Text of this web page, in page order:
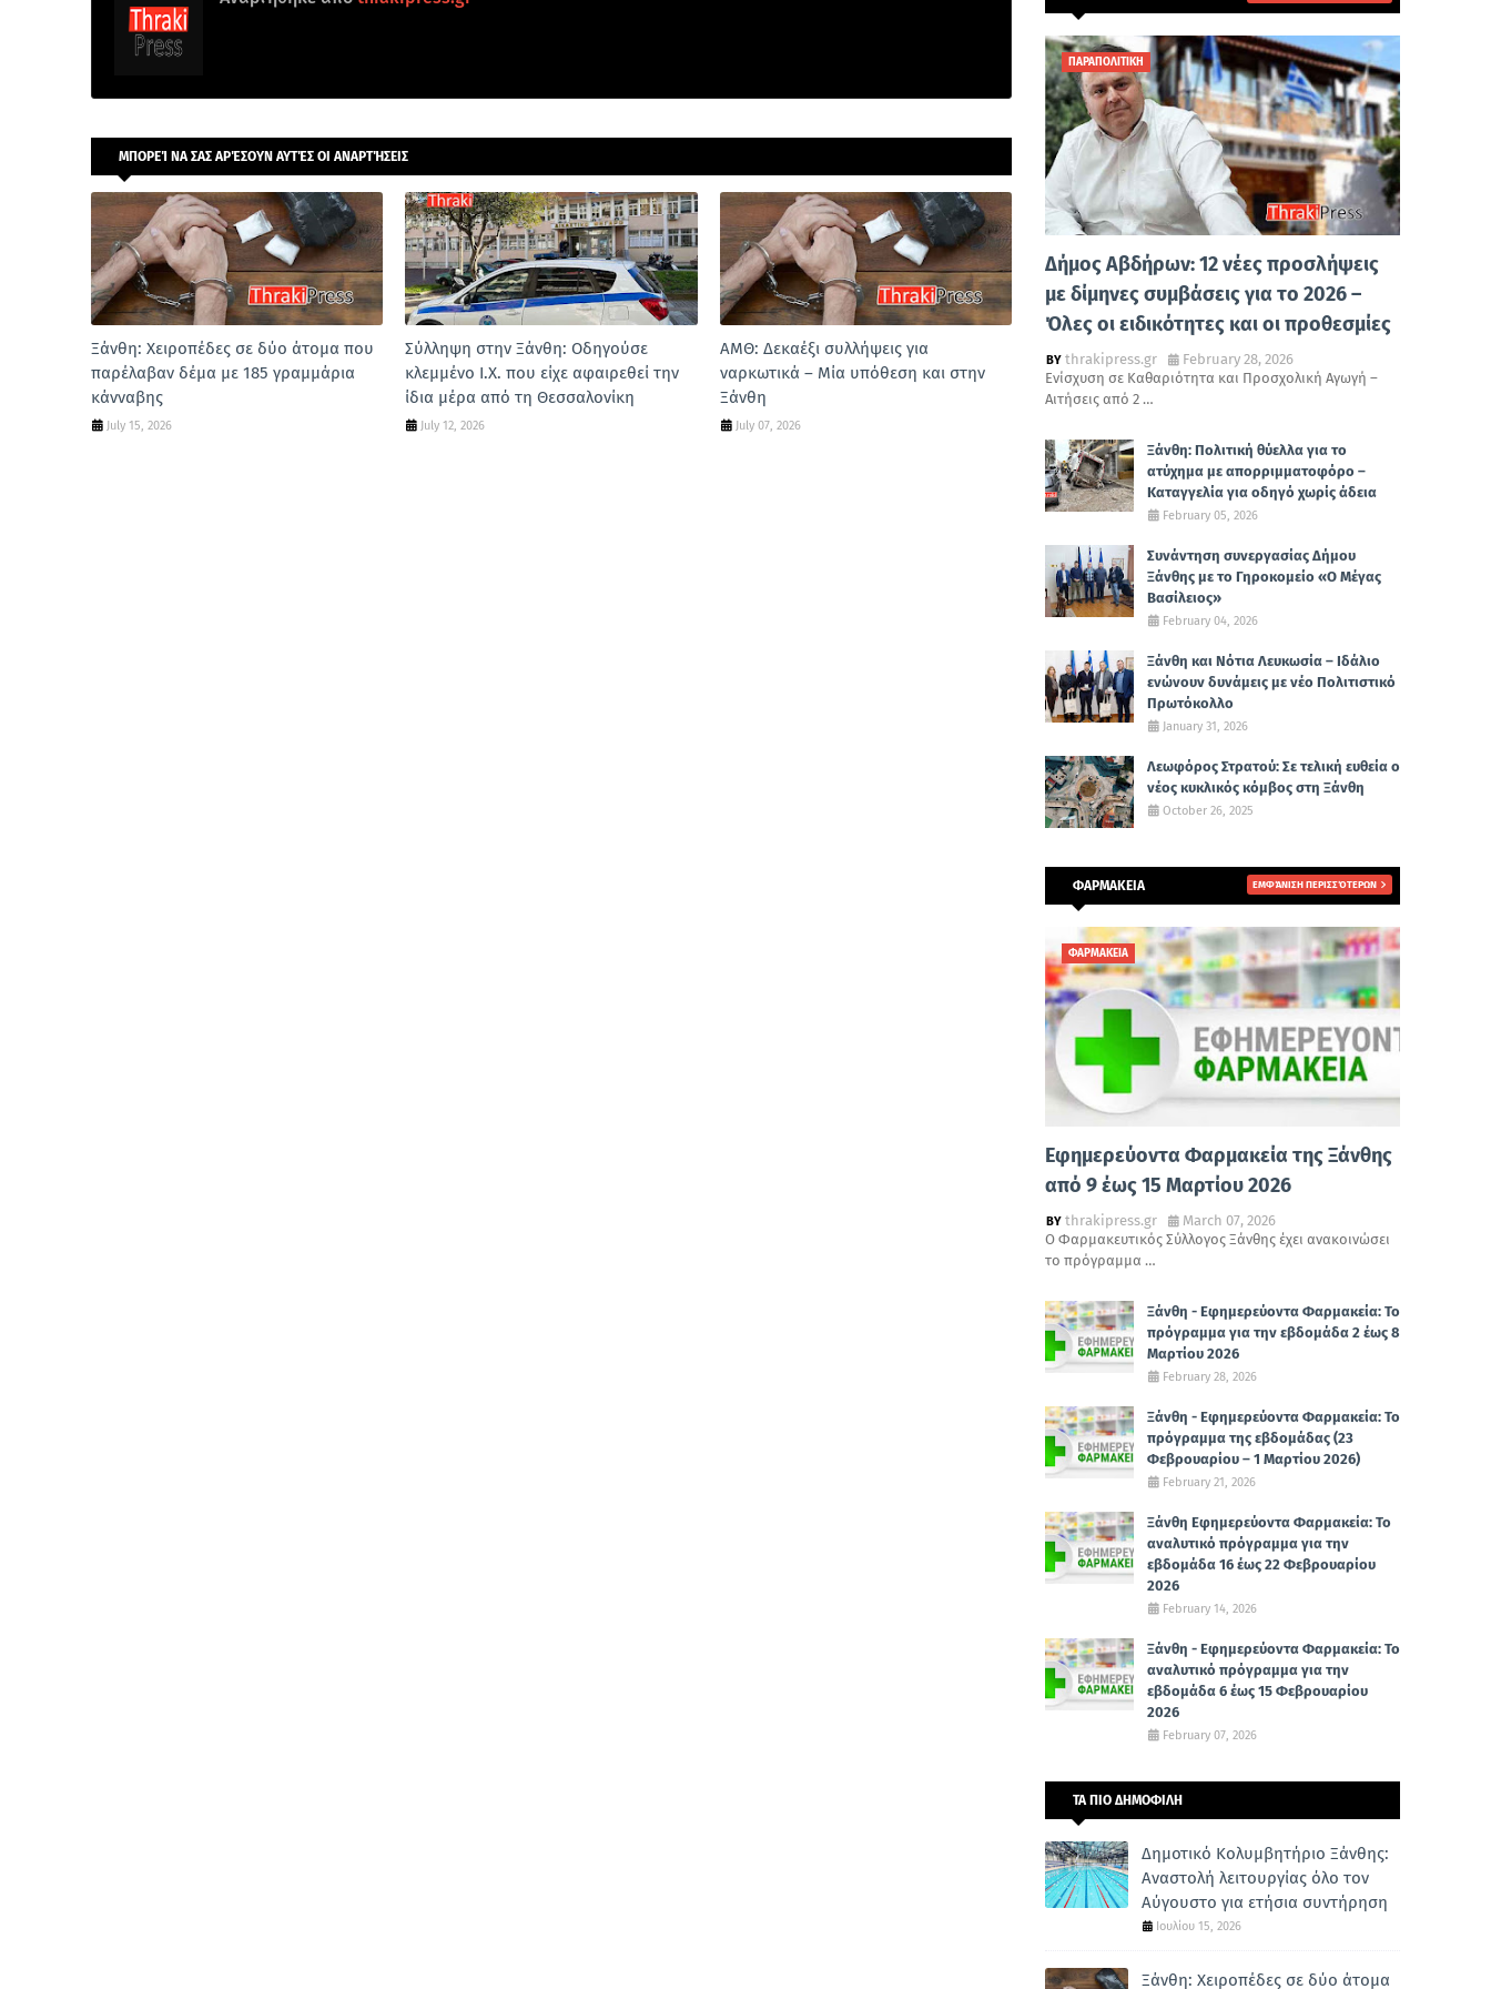
ΜΠΟΡΕΊ ΝΑ ΣΑΣ ΑΡΈΣΟΥΝ ΑΥΤΈΣ ΟΙ ΑΝΑΡΤΉΣΕΙΣ
Ξάνθη: Χειροπέδες σε δύο άτομα που
παρέλαβαν δέμα με 185 γραμμάρια
κάνναβης
July 15, 2026
Σύλληψη στην Ξάνθη: Οδηγούσε
κλεμμένο Ι.Χ. που είχε αφαιρεθεί την
ίδια μέρα από τη Θεσσαλονίκη
July 12, 2026
ΑΜΘ: Δεκαέξι συλλήψεις για
ναρκωτικά – Μία υπόθεση και στην
Ξάνθη
July 07, 2026
ΠΑΡΑΠΟΛΙΤΙΚΗ
Δήμος Αβδήρων: 12 νέες προσλήψεις
με δίμηνες συμβάσεις για το 2026 –
Όλες οι ειδικότητες και οι προθεσμίες
thrakipress.gr
February 28, 2026
Ενίσχυση σε Καθαριότητα και Προσχολική Αγωγή –
Αιτήσεις από 2 …
Ξάνθη: Πολιτική θύελλα για το
ατύχημα με απορριμματοφόρο –
Καταγγελία για οδηγό χωρίς άδεια
February 05, 2026
Συνάντηση συνεργασίας Δήμου
Ξάνθης με το Γηροκομείο «Ο Μέγας
Βασίλειος»
February 04, 2026
Ξάνθη και Νότια Λευκωσία – Ιδάλιο
ενώνουν δυνάμεις με νέο Πολιτιστικό
Πρωτόκολλο
January 31, 2026
Λεωφόρος Στρατού: Σε τελική ευθεία ο
νέος κυκλικός κόμβος στη Ξάνθη
October 26, 2025
ΦΑΡΜΑΚΕΙΑ ΕΜΦΆΝΙΣΗ ΠΕΡΙΣΣΌΤΕΡΩΝ
ΦΑΡΜΑΚΕΙΑ
Εφημερεύοντα Φαρμακεία της Ξάνθης
από 9 έως 15 Μαρτίου 2026
thrakipress.gr
March 07, 2026
Ο Φαρμακευτικός Σύλλογος Ξάνθης έχει ανακοινώσει
το πρόγραμμα …
Ξάνθη - Εφημερεύοντα Φαρμακεία: Το
πρόγραμμα για την εβδομάδα 2 έως 8
Μαρτίου 2026
February 28, 2026
Ξάνθη - Εφημερεύοντα Φαρμακεία: Το
πρόγραμμα της εβδομάδας (23
Φεβρουαρίου – 1 Μαρτίου 2026)
February 21, 2026
Ξάνθη Εφημερεύοντα Φαρμακεία: Το
αναλυτικό πρόγραμμα για την
εβδομάδα 16 έως 22 Φεβρουαρίου
2026
February 14, 2026
Ξάνθη - Εφημερεύοντα Φαρμακεία: Το
αναλυτικό πρόγραμμα για την
εβδομάδα 6 έως 15 Φεβρουαρίου
2026
February 07, 2026
ΤΑ ΠΙΟ ΔΗΜΟΦΙΛΗ
Δημοτικό Κολυμβητήριο Ξάνθης:
Αναστολή λειτουργίας όλο τον
Αύγουστο για ετήσια συντήρηση
Ιουλίου 15, 2026
Ξάνθη: Χειροπέδες σε δύο άτομα